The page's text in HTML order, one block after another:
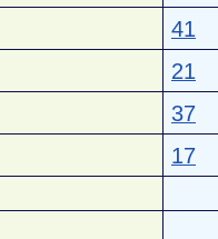
41
21
37
17